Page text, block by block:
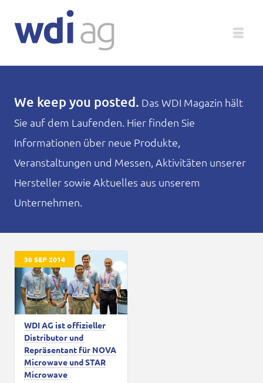
Unternehmen
Produkte
Service
Magazin
We keep you posted. Das WDI Magazin hält
Sie auf dem Laufenden. Hier finden Sie
Informationen über neue Produkte,
Veranstaltungen und Messen, Aktivitäten unserer
Hersteller sowie Aktuelles aus unserem
Unternehmen.
30 SEP 2014
WDI AG ist offizieller
Distributor und
Repräsentant für NOVA
Microwave und STAR
Microwave